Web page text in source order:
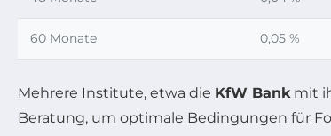
60 Monate 0,05 %
Mehrere Institute, etwa die KfW Bankmit
Beratung, um optimale Bedingungen für